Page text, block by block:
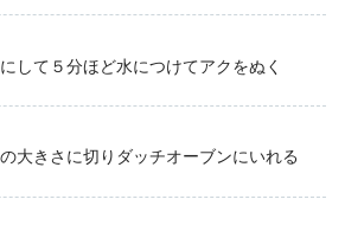
して５分ほど水につけてアクをぬく
大きさに切りダッチオーブンにいれる